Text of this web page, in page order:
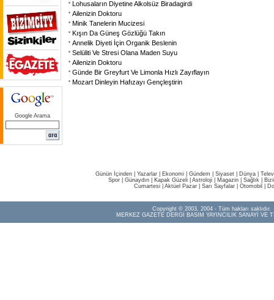
Google Arama
Lohusaların Diyetine Alkolsüz Biradagirdi
Ailenizin Doktoru
Minik Tanelerin Mucizesi
Kışın Da Güneş Gözlüğü Takın
Annelik Diyeti İçin Organik Beslenin
Selüliti Ve Stresi Olana Maden Suyu
Ailenizin Doktoru
Günde Bir Greyfurt Ve Limonla Hızlı Zayıflayın
Mozart Dinleyin Hafızayı Gençleştirin
Günün İçinden Yazarlar Ekonomi Gündem Siyaset Dünya |
Spor
Günaydın Kapak Güzeli Astroloji Magazin Sağlık
Cumartesi| Aktüel Pazar| Sarı Sayfalar| Otomobil
Copyright © 2003, 2004 - Tüm hakları saklıdır.
MERKEZ GAZETE DERGİ BASIM YAYINCILIK SANAYİ VE